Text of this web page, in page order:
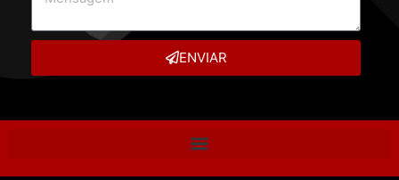
ENVIAR